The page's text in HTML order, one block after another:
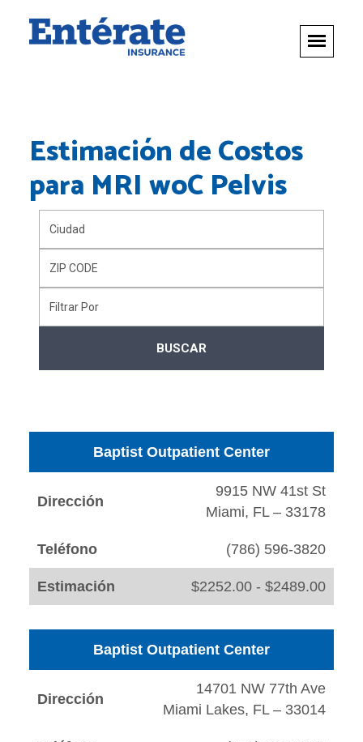
Estimación de Costos
para MRI woC Pelvis
Baptist Outpatient Center
Dirección
9915 NW 41st St
Miami, FL – 33178
Teléfono (786) 596-3820
Estimación $2252.00 - $2489.00
Baptist Outpatient Center
Dirección
14701 NW 77th Ave
Miami Lakes, FL – 33014